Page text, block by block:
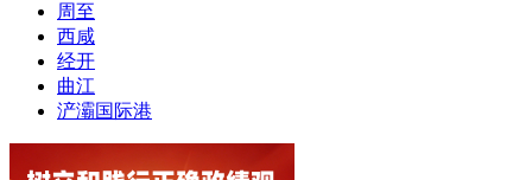
周至
西咸
经开
曲江
浐灞国际港